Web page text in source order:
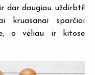
dar daugiau uždirbti!
kruasanai sparčiai
o vėliau ir kitose